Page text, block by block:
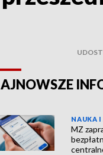
NAUKA
MZ